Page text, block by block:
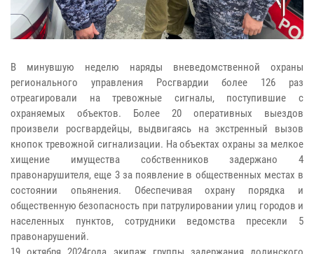
В минувшую неделю наряды вневедомственной охраны
регионального управления Росгвардии более 126 раз
отреагировали на тревожные сигналы, поступившие с
охраняемых объектов. Более 20 оперативных выездов
произвели росгвардейцы, выдвигаясь на экстренный вызов
кнопок тревожной сигнализации. На объектах охраны за мелкое
хищение имущества собственников задержано 4
правонарушителя, еще 3 за появление в общественных местах в
состоянии опьянения. Обеспечивая охрану порядка и
общественную безопасность при патрулировании улиц городов и
населенных пунктов, сотрудники ведомства пресекли 5
правонарушений.